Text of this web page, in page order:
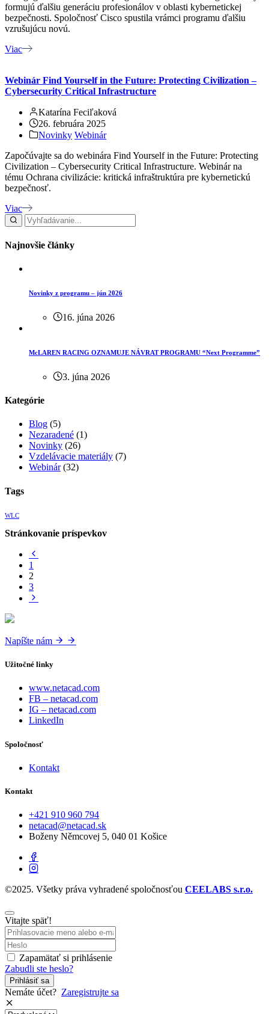
formujú ďalšiu generáciu profesionálov v oblasti kybernetickej
bezpečnosti. Spoločnosť Cisco spustila vrámci programu ďalšiu
vzrušujúcu novú.
Viac
Webinár Find Yourself in the Future: Protecting Civilization –
Cybersecurity Critical Infrastructure
Katarína Feciľaková
26. februára 2025
Novinky Webinár
Započúvajte sa do webinára Find Yourself in the Future: Protecting
Civilization – Cybersecurity Critical Infrastructure. Webinár na
tému Ochrana civilizácie: kritická infraštruktúra pre kybernetickú
bezpečnosť.
Viac
Najnovšie články
Novinky z programu – jún 2026
16. júna 2026
McLAREN RACING OZNAMUJE NÁVRAT PROGRAMU “Next Programme”
3. júna 2026
Kategórie
Blog (5)
Nezaradené (1)
Novinky (26)
Vzdelávacie materiály (7)
Webinár(32)
Tags
WLC
Stránkovanie príspevkov
1
2
3
Napíšte nám
Užitočné linky
www.netacad.com
FB – netacad.com
IG – netacad.com
LinkedIn
Spoločnosť
Kontakt
Kontakt
‭+421 910 960 794‬
netacad@netacad.sk
Boženy Němcovej 5, 040 01 Košice
©2025. Všetky práva vyhradené spoločnosťou CEELABS s.r.o.
Vitajte späť!
Zapamätať si prihlásenie
Zabudli ste heslo?
Prihlásiť sa
Nemáte účet? Zaregistrujte sa